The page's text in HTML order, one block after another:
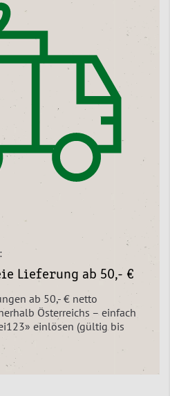
Lieferung ab 50,- €
ab 50,- € netto
Österreichs – einfach
einlösen (gültig bis